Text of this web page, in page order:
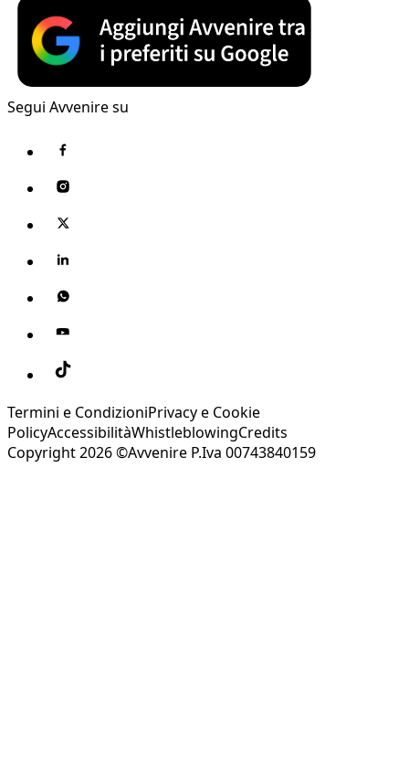
Segui Avvenire su
Termini e CondizioniPrivacy e Cookie
PolicyAccessibilitàWhistleblowingCredits
Copyright 2026 ©Avvenire P.Iva 00743840159